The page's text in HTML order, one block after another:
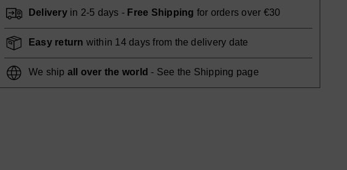
Deliveryin 2-5 days - Free Shipping for orders over €30
Easy return within 14 days from the delivery date
We ship all over the world - See the Shipping page